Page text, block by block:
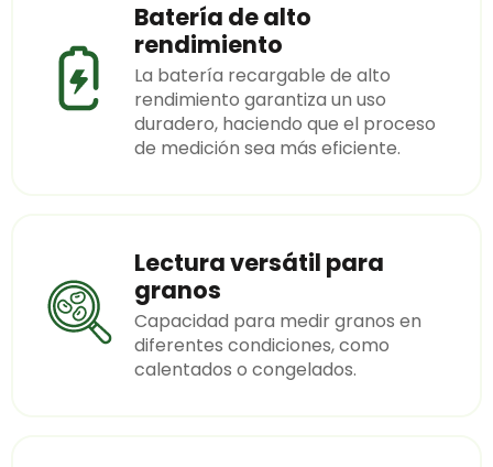
Batería de alto
rendimiento
La batería recargable de alto
rendimiento garantiza un uso
duradero, haciendo que el proceso
de medición sea más eficiente.
Lectura versátil para
granos
Capacidad para medir granos en
diferentes condiciones, como
calentados o congelados.